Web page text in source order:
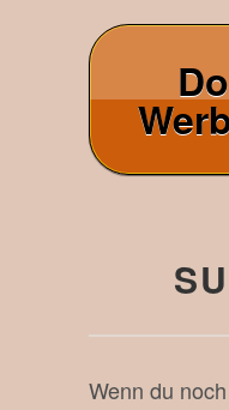
Wenn du